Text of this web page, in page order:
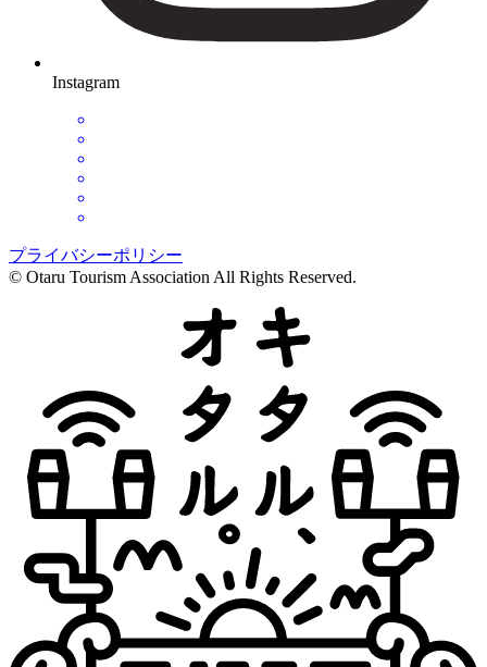
Instagram
プライバシーポリシー
© Otaru Tourism Association All Rights Reserved.